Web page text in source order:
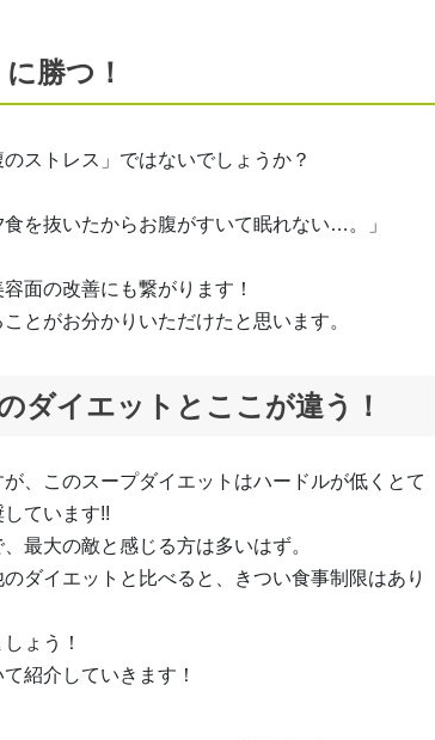
勝つ！
ストレス」ではないでしょうか？
を抜いたからお腹がすいて眠れない…。」
面の改善にも繋がります！
とがお分かりいただけたと思います。
ダイエットとここが違う！
、このスープダイエットはハードルが低くとて
ています!!
最大の敵と感じる方は多いはず。
ダイエットと比べると、きつい食事制限はあり
ょう！
紹介していきます！